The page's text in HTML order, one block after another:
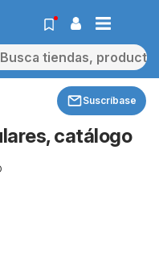
Suscríbase
catálogo